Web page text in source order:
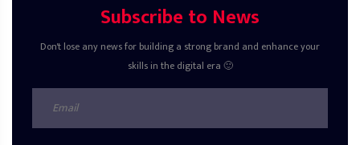
Subscribe to News
Don't lose any news for building a strong brand and enhance your
skills in the digital era 🙂